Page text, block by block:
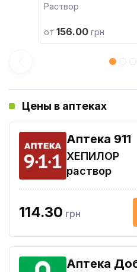
Раствор
от 156.00 грн
Цены в аптеках
Aптека 911
ХЕПИЛОР
раствор
114.30 грн
Аптека